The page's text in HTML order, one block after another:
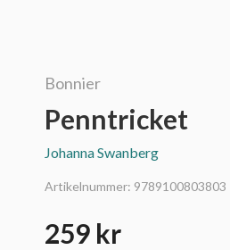
Bonnier
Penntricket
Johanna Swanberg
Artikelnummer: 9789100803803
259 kr